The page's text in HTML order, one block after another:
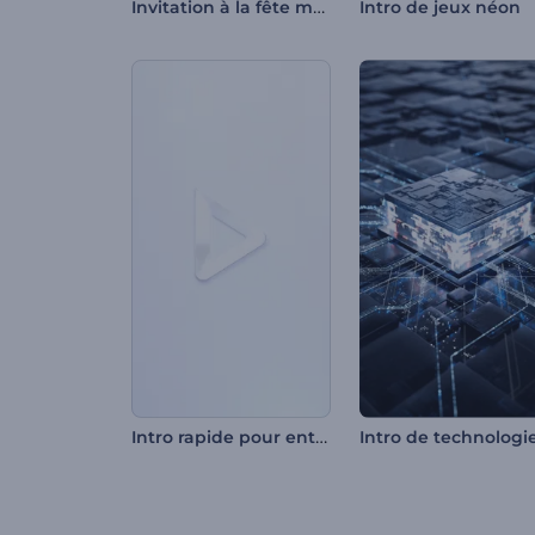
Invitation à la fête magique d'Halloween Intro de jeux néon
Intro rapide pour entreprises